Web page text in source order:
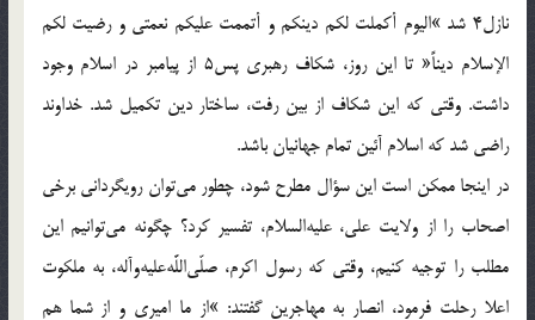
نازل4 شد »اليوم أكملت لكم دينكم و أتممت عليكم نعمتى و رضيت لكم
الإسلام ديناً« تا اين روز، شكاف رهبرى پس5 از پيامبر در اسلام وجود
داشت. وقتى كه اين شكاف از بين رفت، ساختار دين تكميل شد. خداوند
راضى شد كه اسلام آئين تمام جهانيان باشد.
در اينجا ممكن است اين سؤال مطرح شود، چطور مى‌توان رويگردانى برخى
اصحاب را از ولايت على، عليه‌السلام، تفسير كرد؟ چگونه مى‌توانيم اين
مطلب را توجيه كنيم، وقتى كه رسول اكرم، صلّى‌اللَّه‌عليه‌وآله، به ملكوت
اعلا رحلت فرمود، انصار به مهاجرين گفتند: »از ما اميرى و از شما هم